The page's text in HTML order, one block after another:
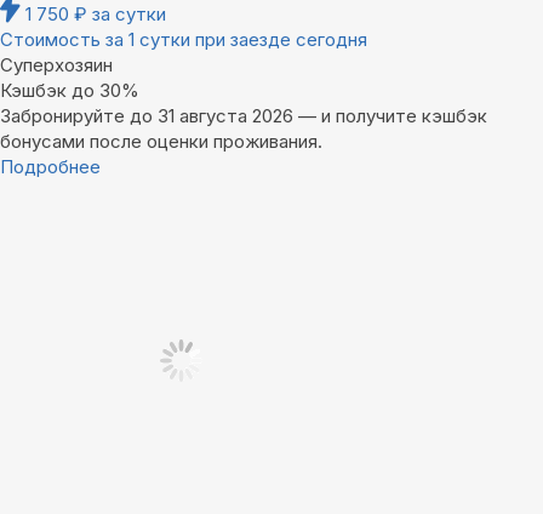
1 750 ₽ за сутки
Стоимость за 1 сутки при заезде сегодня
Суперхозяин
Кэшбэк до 30%
Забронируйте до 31 августа 2026 — и получите кэшбэк
бонусами после оценки проживания.
Подробнее